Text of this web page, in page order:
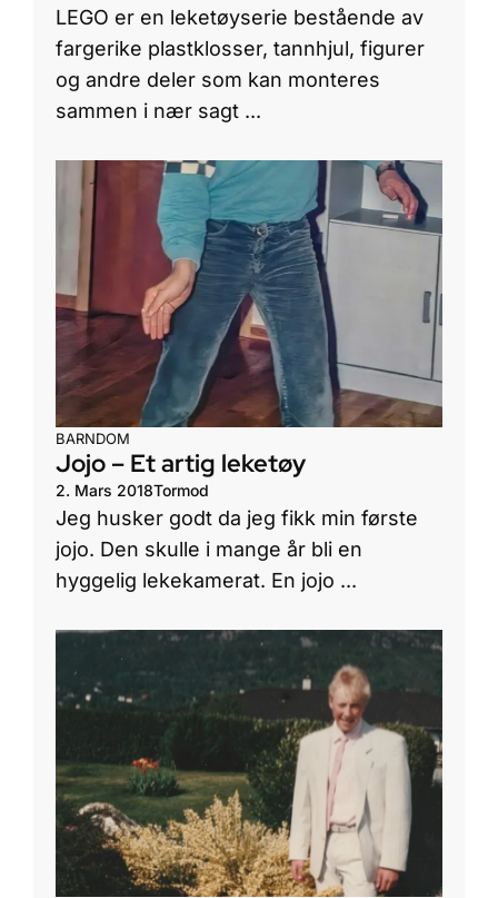
LEGO er en leketøyserie bestående av
fargerike plastklosser, tannhjul, figurer
og andre deler som kan monteres
sammen i nær sagt ...
BARNDOM
Jojo – Et artig leketøy
2. Mars 2018Tormod
Jeg husker godt da jeg fikk min første
jojo. Den skulle i mange år bli en
hyggelig lekekamerat. En jojo ...